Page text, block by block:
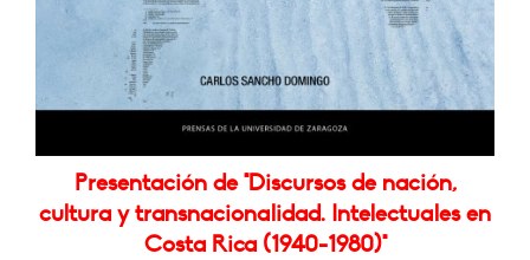
Presentación de "Discursos de nación,
cultura y transnacionalidad. Intelectuales en
Costa Rica (1940-1980)"